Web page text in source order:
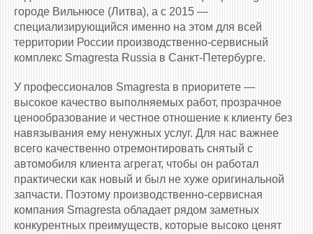
городе Вильнюсе (Литва), а с 2015 —
специализирующийся именно на этом для всей
территории России производственно-сервисный
комплекс Smagresta Russia в Санкт-Петербурге.
У профессионалов Smagresta в приоритете —
высокое качество выполняемых работ, прозрачное
ценообразование и честное отношение к клиенту без
навязывания ему ненужных услуг. Для нас важнее
всего качественно отремонтировать снятый с
автомобиля клиента агрегат, чтобы он работал
практически как новый и был не хуже оригинальной
запчасти. Поэтому производственно-сервисная
компания Smagresta обладает рядом заметных
конкурентных преимуществ, которые высоко ценят